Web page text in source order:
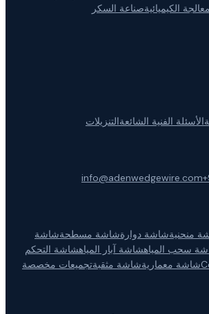
الكيميائيةصناعة السكر
الأسئلة الفنية الشائعةالتنزيلات
info@adenwedgewire.com
منحنيةشاشة دوارةشاشة مسطحةشاشة
سحب المياهشاشة آبار المياهشاشة التحكم
شاشة معماريةشاشة مثقبةتجميعات مخصصة